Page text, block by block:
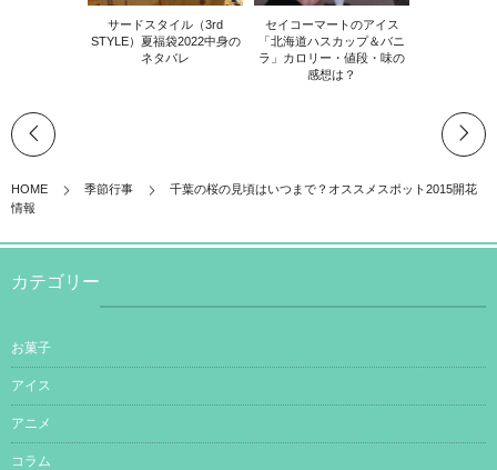
サードスタイル（3rd
STYLE）夏福袋2022中身の
ネタバレ
セイコーマートのアイス
「北海道ハスカップ＆バニ
ラ」カロリー・値段・味の
感想は？
HOME 季節行事
千葉の桜の見頃はいつまで？オススメスポット2015開花
情報
カテゴリー
お菓子
アイス
アニメ
コラム